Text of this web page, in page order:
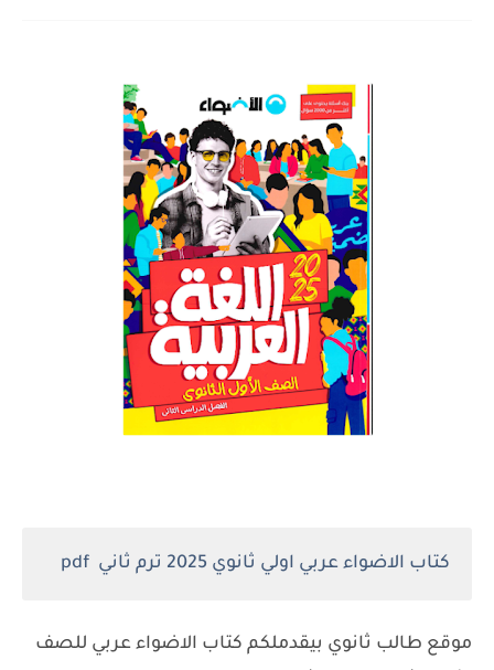
كتاب الاضواء عربي اولي ثانوي 2025 ترم ثاني pdf
موقع طالب ثانوي بيقدملكم كتاب الاضواء عربي للصف